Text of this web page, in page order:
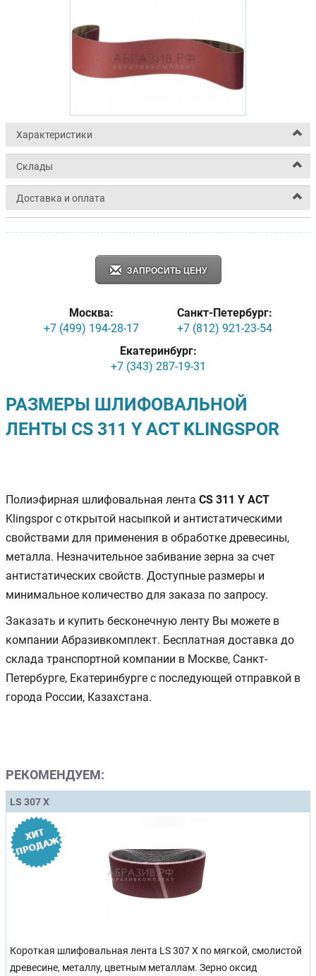
Характеристики
Склады
Доставка и оплата
ЗАПРОСИТЬ ЦЕНУ
Москва:
+7 (499) 194-28-17
Санкт-Петербург:
+7 (812) 921-23-54
Екатеринбург:
+7 (343) 287-19-31
РАЗМЕРЫ ШЛИФОВАЛЬНОЙ
ЛЕНТЫ CS 311 Y ACT KLINGSPOR
Полиэфирная шлифовальная лента CS 311 Y ACT
Klingspor с открытой насыпкой и антистатическими
свойствами для применения в обработке древесины,
металла. Незначительное забивание зерна за счет
антистатических свойств. Доступные размеры и
минимальное количество для заказа по запросу.
Заказать и купить бесконечную ленту Вы можете в
компании Абразивкомплект. Бесплатная доставка до
склада транспортной компании в Москве, Санкт-
Петербурге, Екатеринбурге с последующей отправкой в
города России, Казахстана.
РЕКОМЕНДУЕМ:
LS 307 X
Короткая шлифовальная лента LS 307 X по мягкой, смолистой
древесине, металлу, цветным металлам. Зерно оксид